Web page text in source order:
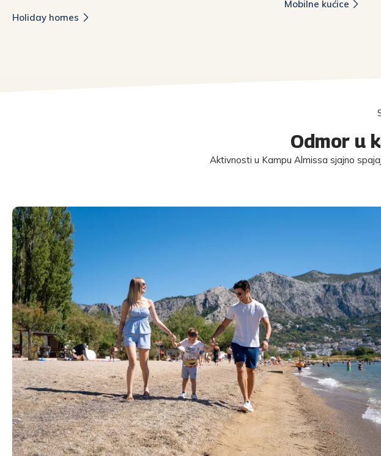
Holiday homes
Mobilne kućice
Odmor u
Aktivnosti u Kampu Almissa sjajno